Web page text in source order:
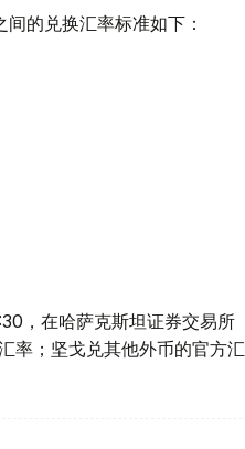
的兑换汇率标准如下：
，在哈萨克斯坦证券交易所
率；坚戈兑其他外币的官方汇